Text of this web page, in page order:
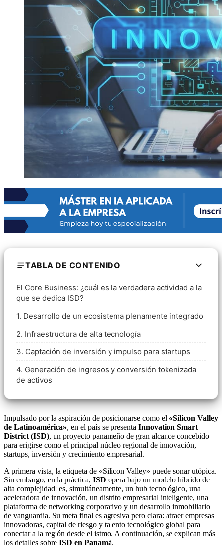
TABLA DE CONTENIDO
El Core Business: ¿cuál es la verdadera actividad a la
que se dedica ISD?
1. Desarrollo de un ecosistema plenamente integrado
2. Infraestructura de alta tecnología
3. Captación de inversión y impulso para startups
4. Generación de ingresos y conversión tokenizada
de activos
Impulsado por la aspiración de posicionarse como el «Silicon Valley
de Latinoamérica», en el país se presenta Innovation Smart
District (ISD), un proyecto panameño de gran alcance concebido
para erigirse como el principal núcleo regional de innovación,
startups, inversión y crecimiento empresarial.
A primera vista, la etiqueta de «Silicon Valley» puede sonar utópica.
Sin embargo, en la práctica, ISD opera bajo un modelo híbrido de
alta complejidad: es, simultáneamente, un hub tecnológico, una
aceleradora de innovación, un distrito empresarial inteligente, una
plataforma de networking corporativo y un desarrollo inmobiliario
de vanguardia. Su meta final es agresiva pero clara: atraer empresas
innovadoras, capital de riesgo y talento tecnológico global para
conectar a la región desde el istmo. A continuación, se explican más
los detalles sobre ISD en Panamá.